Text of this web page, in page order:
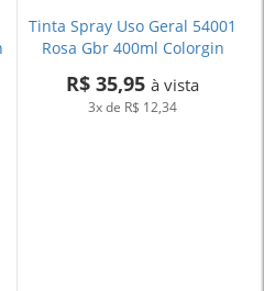
Tinta Spray Uso Geral 54001
Rosa Gbr 400ml Colorgin
R$ 35,95 à vista
3xde R$ 12,34